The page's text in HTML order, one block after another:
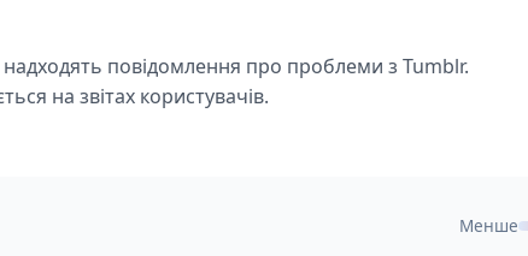
надходять повідомлення про проблеми з Tumblr.
на звітах користувачів.
Менше